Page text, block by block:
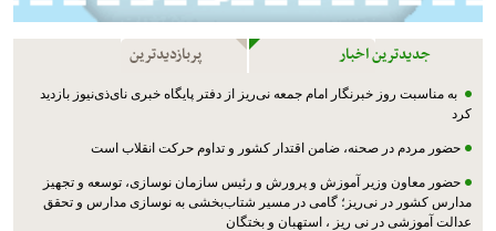
جدیدترین اخبار پربازدیدترین
به مناسبت روز خبرنگار امام جمعه نی‌ریز از دفتر پایگاه خبری نای‌ذی‌نیوز بازدید
کرد
حضور مردم در صحنه، ضامن اقتدار کشور و تداوم حرکت انقلاب است
حضور معاون وزیر آموزش و پرورش و رئیس سازمان نوسازی، توسعه و تجهیز
مدارس کشور در نی‌ریز؛ گامی در مسیر شتاب‌بخشی به نوسازی مدارس و تحقق
عدالت آموزشی در نی ریز ، استهبان و بختگان